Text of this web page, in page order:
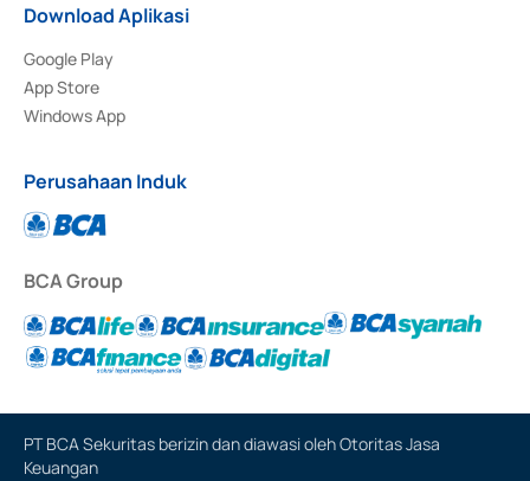
Download Aplikasi
Google Play
App Store
Windows App
Perusahaan Induk
BCA Group
PT BCA Sekuritas berizin dan diawasi oleh Otoritas Jasa
Keuangan